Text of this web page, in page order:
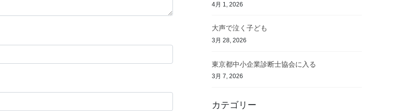
4月 1, 2026
大声で泣く子ども
3月 28, 2026
東京都中小企業診断士協会に入る
3月 7, 2026
カテゴリー